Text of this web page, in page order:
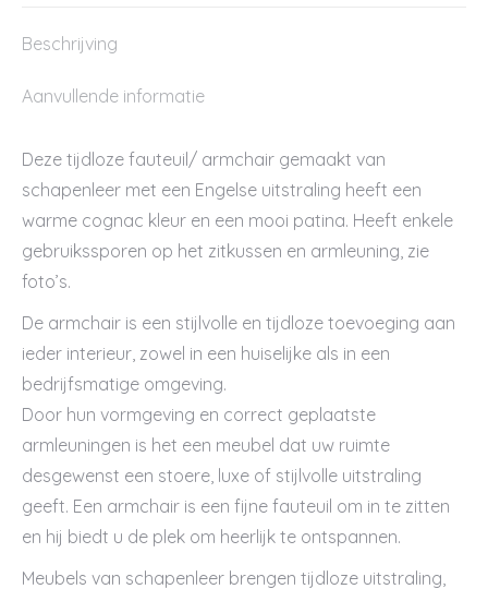
Beschrijving
Aanvullende informatie
Deze tijdloze fauteuil/ armchair gemaakt van
schapenleer met een Engelse uitstraling heeft een
warme cognac kleur en een mooi patina. Heeft enkele
gebruikssporen op het zitkussen en armleuning, zie
foto’s.
De armchair is een stijlvolle en tijdloze toevoeging aan
ieder interieur, zowel in een huiselijke als in een
bedrijfsmatige omgeving.
Door hun vormgeving en correct geplaatste
armleuningen is het een meubel dat uw ruimte
desgewenst een stoere, luxe of stijlvolle uitstraling
geeft. Een armchair is een fijne fauteuil om in te zitten
en hij biedt u de plek om heerlijk te ontspannen.
Meubels van schapenleer brengen tijdloze uitstraling,